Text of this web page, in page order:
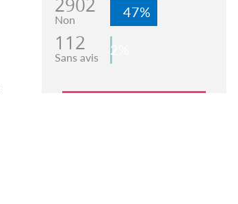
2902
Non 47%
112
Sans avis 2%